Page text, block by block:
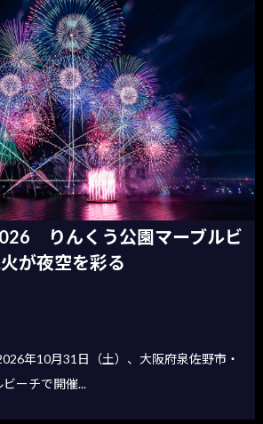
りんくう公園マーブルビ
が夜空を彩る
年10月31日（土）、大阪府泉佐野市・
ーチで開催...